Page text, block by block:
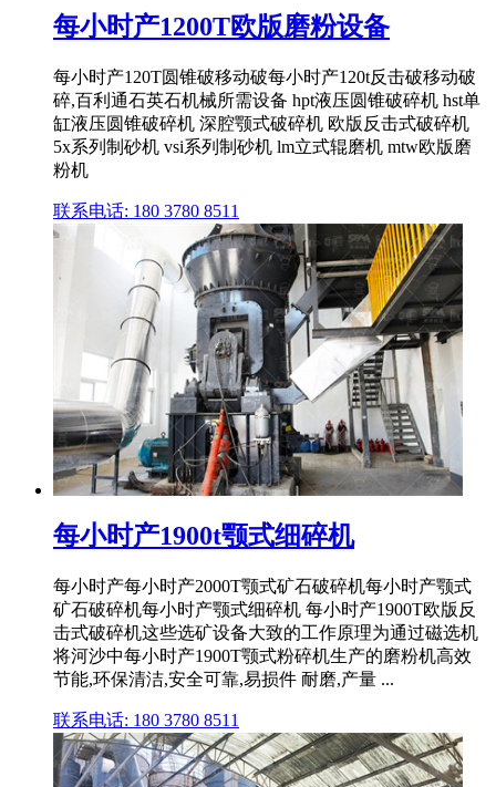
每小时产1200T欧版磨粉设备
每小时产120T圆锥破移动破每小时产120t反击破移动破
碎,百利通石英石机械所需设备 hpt液压圆锥破碎机 hst单
缸液压圆锥破碎机 深腔颚式破碎机 欧版反击式破碎机
5x系列制砂机 vsi系列制砂机 lm立式辊磨机 mtw欧版磨
粉机
联系电话: 180 3780 8511
每小时产1900t颚式细碎机
每小时产每小时产2000T颚式矿石破碎机每小时产颚式
矿石破碎机每小时产颚式细碎机 每小时产1900T欧版反
击式破碎机这些选矿设备大致的工作原理为通过磁选机
将河沙中每小时产1900T颚式粉碎机生产的磨粉机高效
节能,环保清洁,安全可靠,易损件 耐磨,产量 ...
联系电话: 180 3780 8511